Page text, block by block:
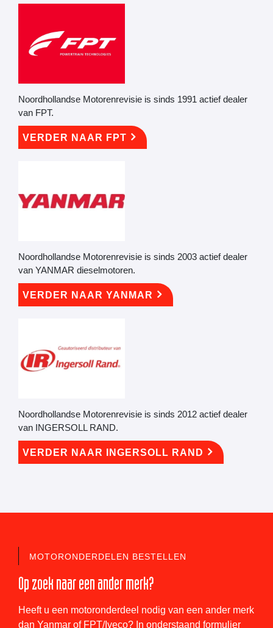
Noordhollandse Motorenrevisie is sinds 1991 actief dealer
van FPT.
VERDER NAAR FPT
Noordhollandse Motorenrevisie is sinds 2003 actief dealer
van YANMAR dieselmotoren.
VERDER NAAR YANMAR
Noordhollandse Motorenrevisie is sinds 2012 actief dealer
van INGERSOLL RAND.
VERDER NAAR INGERSOLL RAND
MOTORONDERDELEN BESTELLEN
Op zoek naar een ander merk?
Heeft u een motoronderdeel nodig van een ander merk
dan Yanmar of FPT/Iveco? In onderstaand formulier